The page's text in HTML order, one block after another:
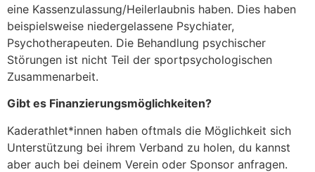
eine Kassenzulassung/Heilerlaubnis haben. Dies haben
beispielsweise niedergelassene Psychiater,
Psychotherapeuten. Die Behandlung psychischer
Störungen ist nicht Teil der sportpsychologischen
Zusammenarbeit.
Gibt es Finanzierungsmöglichkeiten?
Kaderathlet*innen haben oftmals die Möglichkeit sich
Unterstützung bei ihrem Verband zu holen, du kannst
aber auch bei deinem Verein oder Sponsor anfragen.